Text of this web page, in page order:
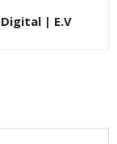
| E.V